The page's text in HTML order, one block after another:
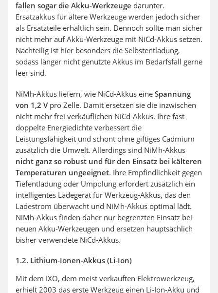
fallen sogar die Akku-Werkzeuge darunter.
Ersatzakkus für ältere Werkzeuge werden jedoch sicher
als Ersatzteile erhältlich sein. Dennoch sollte man sicher
nicht mehr auf Akku-Werkzeuge mit NiCd-Akkus setzen.
Nachteilig ist hier besonders die Selbstentladung,
sodass länger nicht genutzte Akkus im Bedarfsfall gerne
leer sind.
NiMh-Akkus liefern, wie NiCd-Akkus eine Spannung
von 1,2 Vpro Zelle. Damit ersetzen sie die inzwischen
nicht mehr frei verkäuflichen NiCd-Akkus. Ihre fast
doppelte Energiedichte verbessert die
Leistungsfähigkeit und schont ohne giftiges Cadmium
zusätzlich die Umwelt. Allerdings sind NiMh-Akkus
nicht ganz so robust und für den Einsatz bei kälteren
Temperaturen ungeeignet. Ihre Empfindlichkeit gegen
Tiefentladung oder Umpolung erfordert zusätzlich ein
intelligentes Ladegerät für Werkzeug-Akkus, das den
Ladestrom überwacht und NiMh-Akkus optimal lädt.
NiMh-Akkus finden daher nur begrenzten Einsatz bei
neuen Akku-Werkzeugen und ersetzen hauptsächlich
bisher verwendete NiCd-Akkus.
1.2. Lithium-Ionen-Akkus (Li-Ion)
Mit dem IXO, dem meist verkauften Elektrowerkzeug,
erhielt 2003 das erste Werkzeug einen Li-Ion-Akku und